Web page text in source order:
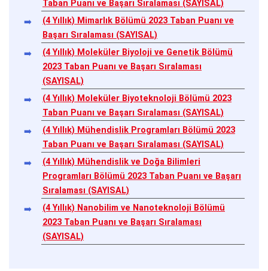
Taban Puanı ve Başarı Sıralaması (SAYISAL)
(4 Yıllık) Mimarlık Bölümü 2023 Taban Puanı ve
Başarı Sıralaması (SAYISAL)
(4 Yıllık) Moleküler Biyoloji ve Genetik Bölümü
2023 Taban Puanı ve Başarı Sıralaması
(SAYISAL)
(4 Yıllık) Moleküler Biyoteknoloji Bölümü 2023
Taban Puanı ve Başarı Sıralaması (SAYISAL)
(4 Yıllık) Mühendislik Programları Bölümü 2023
Taban Puanı ve Başarı Sıralaması (SAYISAL)
(4 Yıllık) Mühendislik ve Doğa Bilimleri
Programları Bölümü 2023 Taban Puanı ve Başarı
Sıralaması (SAYISAL)
(4 Yıllık) Nanobilim ve Nanoteknoloji Bölümü
2023 Taban Puanı ve Başarı Sıralaması
(SAYISAL)